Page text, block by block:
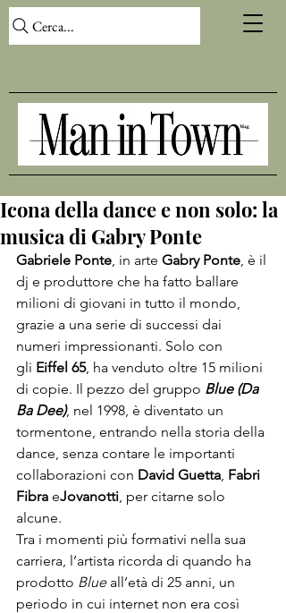
Cerca...
Icona della dance e non solo: la
musica di Gabry Ponte
Gabriele Ponte, in arte Gabry Ponte, è il
dj e produttore che ha fatto ballare
milioni di giovani in tutto il mondo,
grazie a una serie di successi dai
numeri impressionanti. Solo con
gli Eiffel 65, ha venduto oltre 15 milioni
di copie. Il pezzo del gruppo Blue (Da
Ba Dee), nel 1998, è diventato un
tormentone, entrando nella storia della
dance, senza contare le importanti
collaborazioni con David Guetta, Fabri
Fibra eJovanotti, per citarne solo
alcune.
Tra i momenti più formativi nella sua
carriera, l’artista ricorda di quando ha
prodotto Blue all’età di 25 anni, un
periodo in cui internet non era così